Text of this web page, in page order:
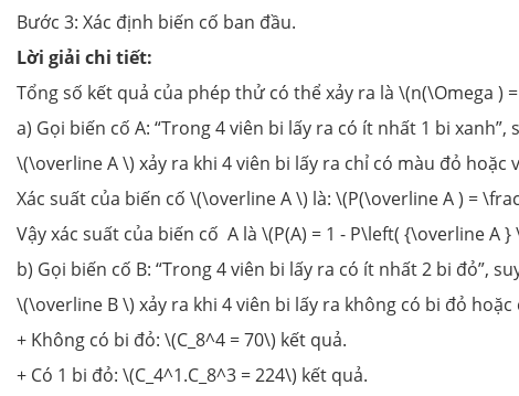
Bước 3: Xác định biến cố ban đầu.
Lời giải chi tiết:
Tổng số kết quả của phép thử có thể xảy ra là \(n(\Omega ) =
a) Gọi biến cố A: “Trong 4 viên bi lấy ra có ít nhất 1 bi
\(\overline A \) xảy ra khi 4 viên bi lấy ra chỉ có màu đỏ hoặc
Xác suất của biến cố \(\overline A \) là: \(P(\overline A ) =
Vậy xác suất của biến cố A là \(P(A) = 1 - P\left( {\overline
b) Gọi biến cố B: “Trong 4 viên bi lấy ra có ít nhất 2 bi đỏ”,
\(\overline B \) xảy ra khi 4 viên bi lấy ra không có bi đỏ hoặc
+ Không có bi đỏ: \(C_8^4 = 70\) kết quả.
+ Có 1 bi đỏ: \(C_4^1.C_8^3 = 224\) kết quả.